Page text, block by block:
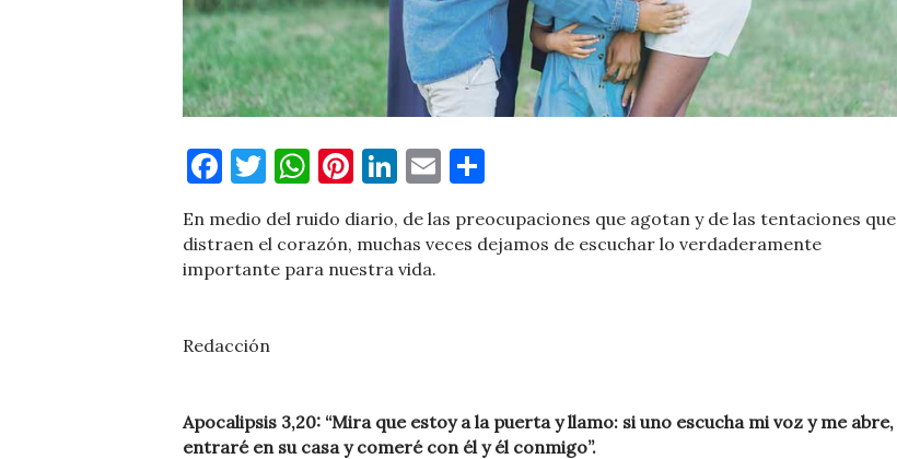
Facebook
Twitter
WhatsApp
Pinterest
LinkedIn
Email
En medio del ruido diario, de las preocupaciones que agotan y de las tentaciones que
distraen el corazón, muchas veces dejamos de escuchar lo verdaderamente
importante para nuestra vida.
Redacción
Apocalipsis 3,20: “Mira que estoy a la puerta y llamo: si uno escucha mi voz y me abre,
entraré en su casa y comeré con él y él conmigo”.